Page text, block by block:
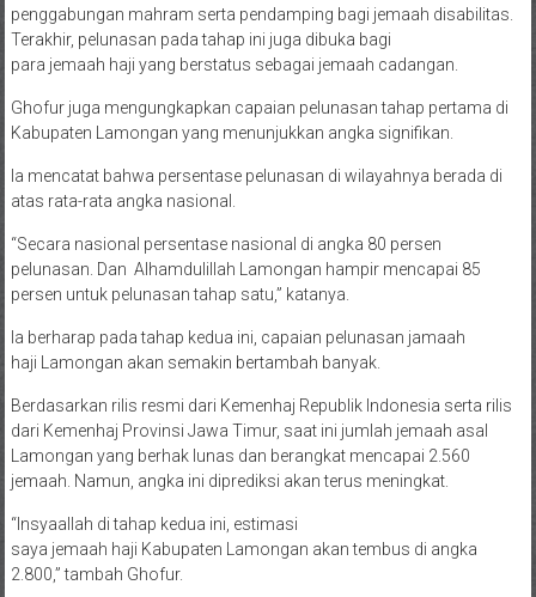
penggabungan mahram serta pendamping bagi jemaah disabilitas.
Terakhir, pelunasan pada tahap ini juga dibuka bagi
para jemaah haji yang berstatus sebagai jemaah cadangan.
Ghofur juga mengungkapkan capaian pelunasan tahap pertama di
Kabupaten Lamongan yang menunjukkan angka signifikan.
Ia mencatat bahwa persentase pelunasan di wilayahnya berada di
atas rata-rata angka nasional.
“Secara nasional persentase nasional di angka 80 persen
pelunasan. Dan Alhamdulillah Lamongan hampir mencapai 85
persen untuk pelunasan tahap satu,” katanya.
Ia berharap pada tahap kedua ini, capaian pelunasan jamaah
haji Lamongan akan semakin bertambah banyak.
Berdasarkan rilis resmi dari Kemenhaj Republik Indonesia serta rilis
dari Kemenhaj Provinsi Jawa Timur, saat ini jumlah jemaah asal
Lamongan yang berhak lunas dan berangkat mencapai 2.560
jemaah. Namun, angka ini diprediksi akan terus meningkat.
“Insyaallah di tahap kedua ini, estimasi
saya jemaah haji Kabupaten Lamongan akan tembus di angka
2.800,” tambah Ghofur.